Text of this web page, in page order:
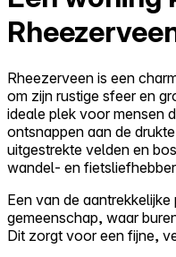
Rheezerveen is een
om zijn rustige sfeer en
ideale plek voor mensen
ontsnappen aan de
uitgestrekte velden en
wandel- en
Een van de
gemeenschap, waar
Dit zorgt voor een fijne,